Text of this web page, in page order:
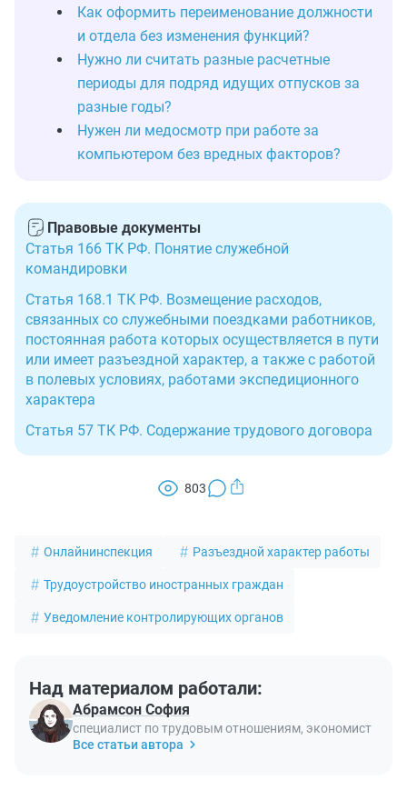
Как оформить переименование должности
и отдела без изменения функций?
Нужно ли считать разные расчетные
периоды для подряд идущих отпусков за
разные годы?
Нужен ли медосмотр при работе за
компьютером без вредных факторов?
Правовые документы
Статья 166 ТК РФ. Понятие служебной
командировки
Статья 168.1 ТК РФ. Возмещение расходов,
связанных со служебными поездками работников,
постоянная работа которых осуществляется в пути
или имеет разъездной характер, а также с работой
в полевых условиях, работами экспедиционного
характера
Статья 57 ТК РФ. Содержание трудового договора
803
Онлайнинспекция Разъездной характер работы
Трудоустройство иностранных граждан
Уведомление контролирующих органов
Над материалом работали:
Абрамсон София
специалист по трудовым отношениям, экономист
Все статьи автора